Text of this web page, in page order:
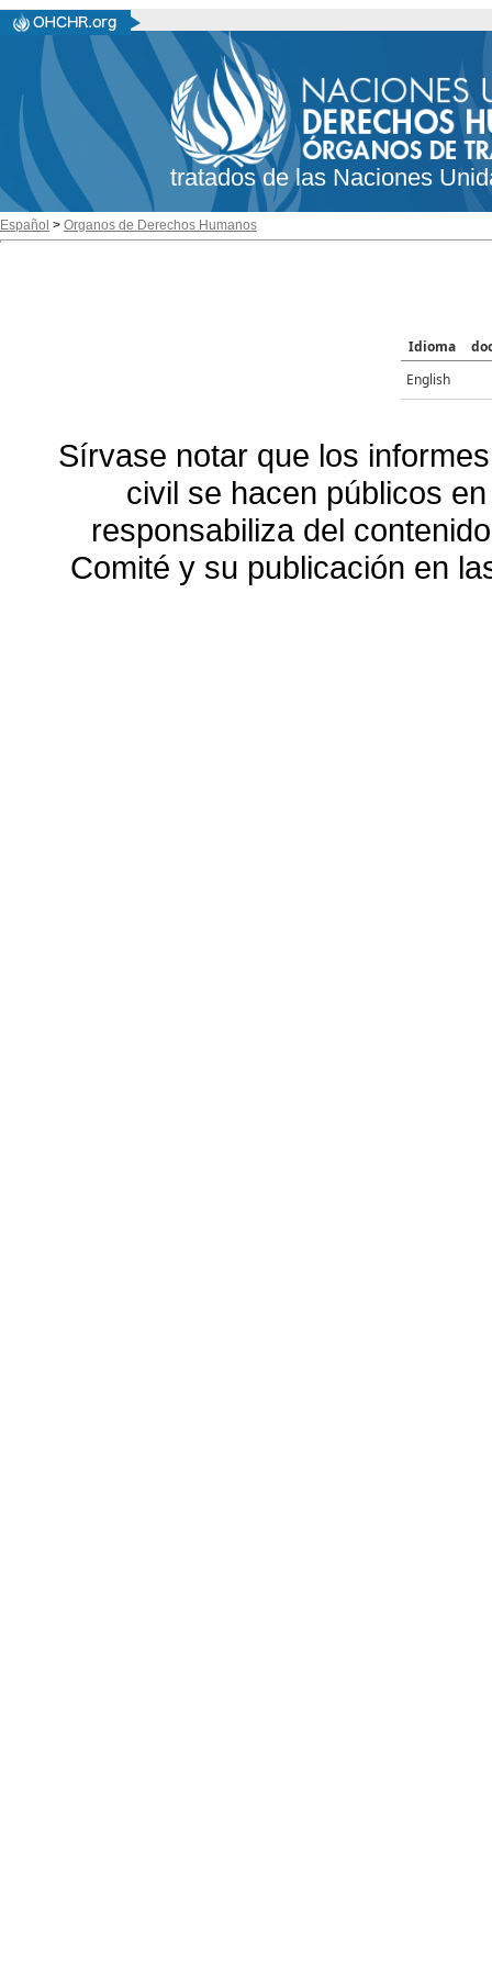
tratados de las Naciones
Español > Organos de Derechos Humanos
Idioma
English
Sírvase notar que los
civil se hacen públicos
responsabiliza del
Comité y su publicación en